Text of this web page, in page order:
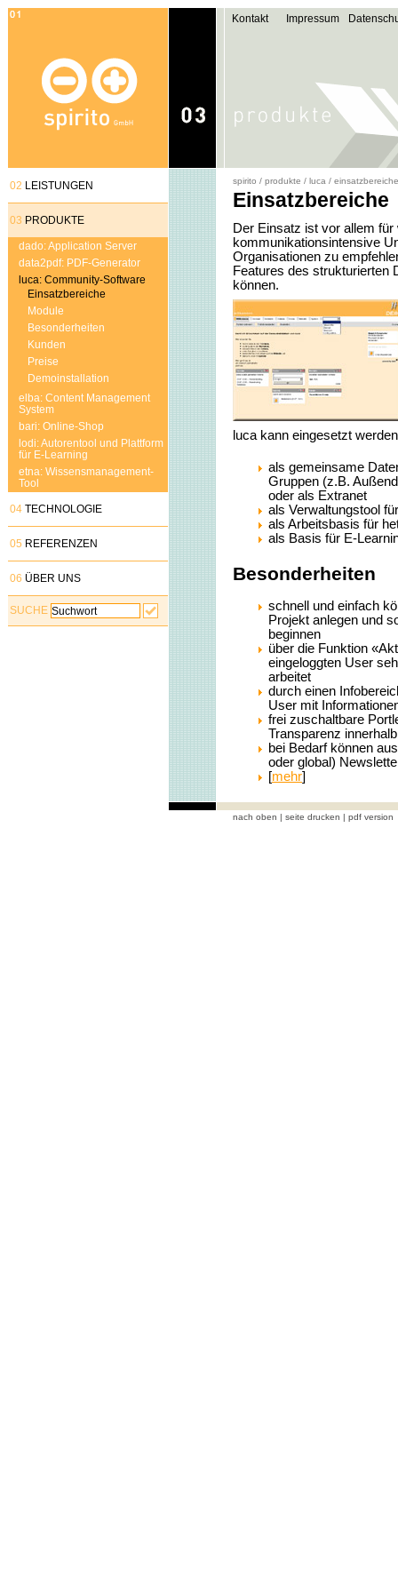
02 LEISTUNGEN
03 PRODUKTE
dado: Application Server
data2pdf: PDF-Generator
luca: Community-Software
Einsatzbereiche
Module
Besonderheiten
Kunden
Preise
Demoinstallation
elba: Content Management
System
bari: Online-Shop
lodi: Autorentool und Plattform
für E-Learning
etna: Wissensmanagement-
Tool
04 TECHNOLOGIE
05 REFERENZEN
06 ÜBER UNS
SUCHE
Kontakt Impressum
spirito / produkte / luca / einsatzbereiche
Einsatzbereiche
Der Einsatz ist vor allem
kommunikationsintensive
Organisationen zu
Features des strukturierten
können.
luca kann eingesetzt
als gemeinsame
Gruppen (z.B.
oder als Extranet
als Verwaltungstool
als Arbeitsbasis für
als Basis für E-
Besonderheiten
schnell und einfach
Projekt anlegen und
beginnen
über die Funktion
eingeloggten User
arbeitet
durch einen
User mit
frei zuschaltbare
Transparenz
bei Bedarf können
oder global)
[mehr]
nach oben | seite drucken | pdf version